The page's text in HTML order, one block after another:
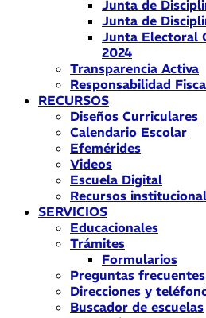
Junta de
Junta de
Junta Electoral
2024
Transparencia Activa
Responsabilidad
RECURSOS
Diseños Curriculares
Calendario Escolar
Efemérides
Videos
Escuela Digital
Recursos
SERVICIOS
Educacionales
Trámites
Formularios
Preguntas frecuentes
Direcciones y
Buscador de escuelas